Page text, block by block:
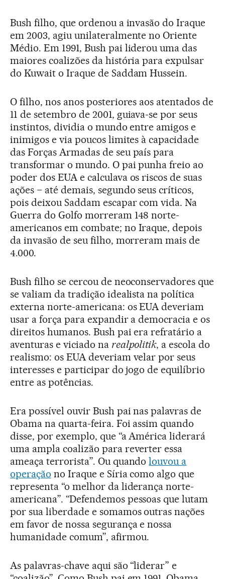
Bush filho, que ordenou a invasão do Iraque
em 2003, agiu unilateralmente no Oriente
Médio. Em 1991, Bush pai liderou uma das
maiores coalizões da história para expulsar
do Kuwait o Iraque de Saddam Hussein.
O filho, nos anos posteriores aos atentados de
11 de setembro de 2001, guiava-se por seus
instintos, dividia o mundo entre amigos e
inimigos e via poucos limites à capacidade
das Forças Armadas de seu país para
transformar o mundo. O pai punha freio ao
poder dos EUA e calculava os riscos de suas
ações – até demais, segundo seus críticos,
pois deixou Saddam escapar com vida. Na
Guerra do Golfo morreram 148 norte-
americanos em combate; no Iraque, depois
da invasão de seu filho, morreram mais de
4.000.
Bush filho se cercou de neoconservadores que
se valiam da tradição idealista na política
externa norte-americana: os EUA deveriam
usar a força para expandir a democracia e os
direitos humanos. Bush pai era refratário a
aventuras e viciado na realpolitik, a escola do
realismo: os EUA deveriam velar por seus
interesses e participar do jogo de equilíbrio
entre as potências.
Era possível ouvir Bush pai nas palavras de
Obama na quarta-feira. Foi assim quando
disse, por exemplo, que “a América liderará
uma ampla coalizão para reverter essa
ameaça terrorista”. Ou quandolouvou a
operação no Iraque e Síria como algo que
representa “o melhor da liderança norte-
americana”. “Defendemos pessoas que lutam
por sua liberdade e somamos outras nações
em favor de nossa segurança e nossa
humanidade comum”, afirmou.
As palavras-chave aqui são “liderar” e